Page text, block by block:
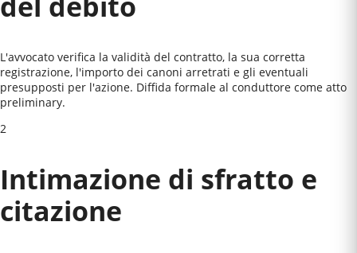
L'avvocato verifica la validità del contratto, la sua corretta
registrazione, l'importo dei canoni arretrati e gli eventuali
presupposti per l'azione. Diffida formale al conduttore come atto
preliminary.
2
Intimazione di sfratto e
citazione